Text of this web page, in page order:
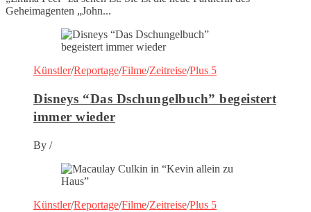
Geheimagenten „John...
Künstler/Reportage/Filme/Zeitreise/Plus 5
Disneys “Das Dschungelbuch” begeistert
immer wieder
By /
Künstler/Reportage/Filme/Zeitreise/Plus 5